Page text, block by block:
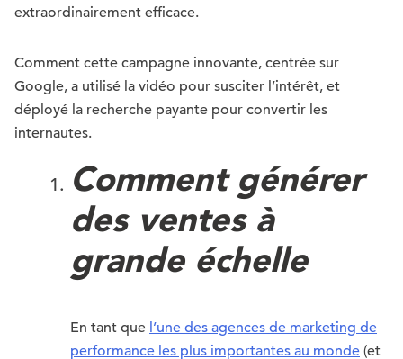
extraordinairement efficace.
Comment cette campagne innovante, centrée sur
Google, a utilisé la vidéo pour susciter l’intérêt, et
déployé la recherche payante pour convertir les
internautes.
Comment générer
des ventes à
grande échelle
En tant que l’une des agences de marketing de
performance les plus importantes au monde (et